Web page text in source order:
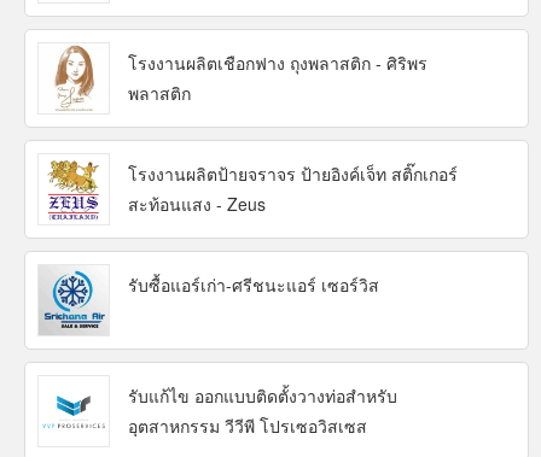
โรงงานผลิตเชือกฟาง ถุงพลาสติก - ศิริพร
พลาสติก
โรงงานผลิตป้ายจราจร ป้ายอิงค์เจ็ท สติ๊กเกอร์
สะท้อนแสง - Zeus
รับซื้อแอร์เก่า-ศรีชนะแอร์ เซอร์วิส
รับแก้ไข ออกแบบติดตั้งวางท่อสำหรับ
อุตสาหกรรม วีวีพี โปรเซอวิสเซส